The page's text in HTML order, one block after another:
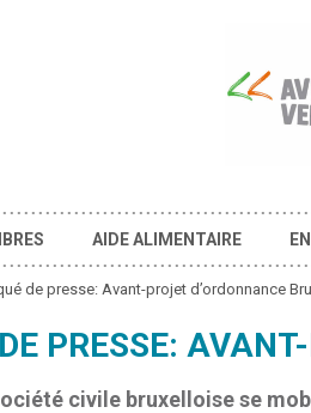
AIDE ALIMENTAIRE
de presse: Avant-projet d’ordonnance
PRESSE:
civile bruxelloise se